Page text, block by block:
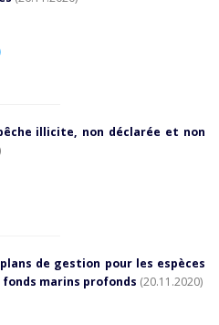
illicite, non déclarée et non
de gestion pour les espèces
marins profonds (20.11.2020)